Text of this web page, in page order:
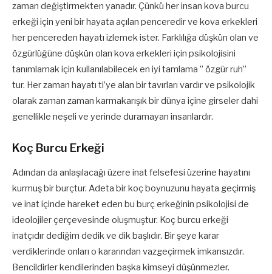
zaman değiştirmekten yanadır. Çünkü her insan kova burcu
erkeği için yeni bir hayata açılan penceredir ve kova erkekleri
her pencereden hayatı izlemek ister. Farklılığa düşkün olan ve
özgürlüğüne düşkün olan kova erkekleri için psikolojisini
tanımlamak için kullanılabilecek en iyi tamlama ” özgür ruh”
tur. Her zaman hayatı ti’ye alan bir tavırları vardır ve psikolojik
olarak zaman zaman karmakarışık bir dünya içine girseler dahi
genellikle neşeli ve yerinde duramayan insanlardır.
Koç Burcu Erkeği
Adından da anlaşılacağı üzere inat felsefesi üzerine hayatını
kurmuş bir burçtur. Adeta bir koç boynuzunu hayata geçirmiş
ve inat içinde hareket eden bu burç erkeğinin psikolojisi de
ideolojiler çerçevesinde oluşmuştur. Koç burcu erkeği
inatçıdır dediğim dedik ve dik başlıdır. Bir şeye karar
verdiklerinde onları o kararından vazgeçirmek imkansızdır.
Bencildirler kendilerinden başka kimseyi düşünmezler.